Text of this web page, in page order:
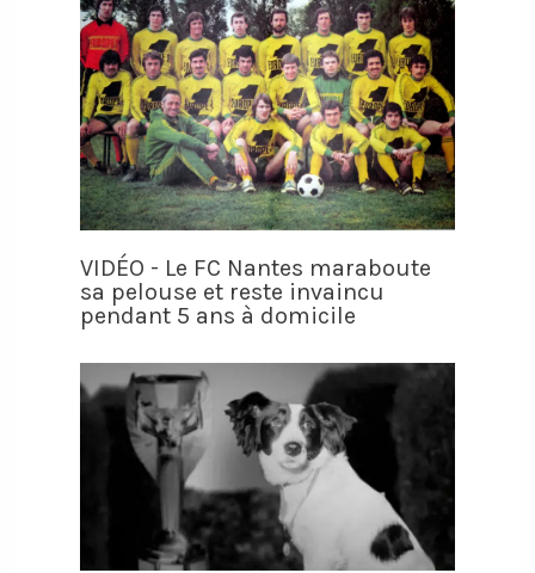
VIDÉO - Le FC Nantes maraboute
sa pelouse et reste invaincu
pendant 5 ans à domicile